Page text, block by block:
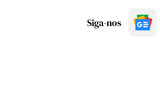
Siga-nos